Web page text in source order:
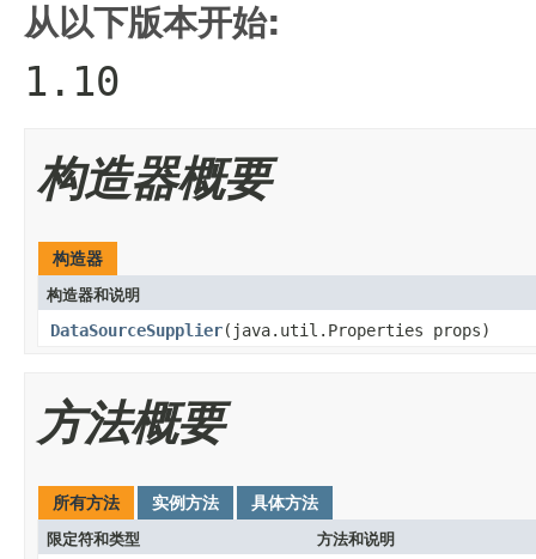
从以下版本开始:
1.10
构造器概要
构造器
构造器和说明
DataSourceSupplier(java.util.Properties props)
方法概要
所有方法 实例方法 具体方法
限定符和类型 方法和说明